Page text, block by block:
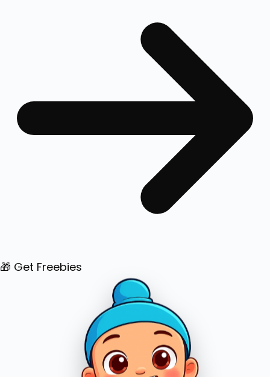
🎁 Get Freebies